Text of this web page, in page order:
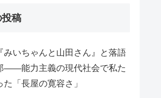
稿
みいちゃんと山田さん』と落語
——能力主義の現代社会で私た
た「長屋の寛容さ」